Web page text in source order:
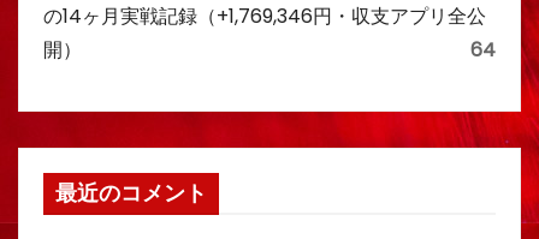
の14ヶ月実戦記録（+1,769,346円・収支アプリ全公
開）
64
最近のコメント